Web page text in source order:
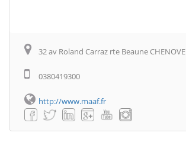
32 av Roland Carraz rte Beaune CHENOVE
0380419300
http://www.maaf.fr